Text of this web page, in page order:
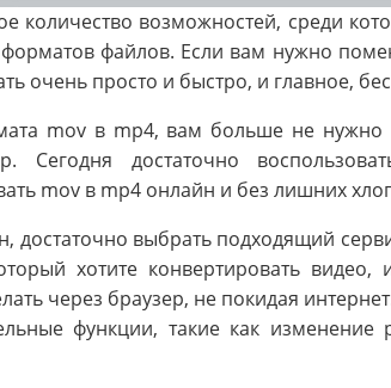
количество возможностей, среди
файлов. Если вам нужно
очень просто и быстро, и главное,
mov в mp4, вам больше не нужно
Сегодня достаточно
mov в mp4 онлайн и без лишних
достаточно выбрать подходящий
хотите конвертировать видео,
через браузер, не покидая
функции, такие как изменение